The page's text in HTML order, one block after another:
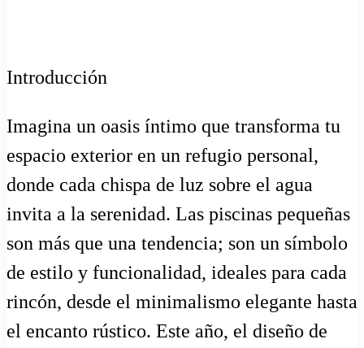
Introducción
Imagina un oasis íntimo que transforma tu
espacio exterior en un refugio personal,
donde cada chispa de luz sobre el agua
invita a la serenidad. Las piscinas pequeñas
son más que una tendencia; son un símbolo
de estilo y funcionalidad, ideales para cada
rincón, desde el minimalismo elegante hasta
el encanto rústico. Este año, el diseño de